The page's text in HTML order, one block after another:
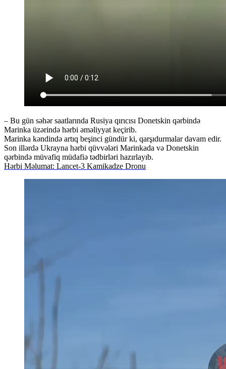
– Bu gün səhər saatlarında Rusiya qırıcısı Donetskin qərbində
Marinka üzərində hərbi əməliyyat keçirib.
Marinka kəndində artıq beşinci gündür ki, qarşıdurmalar davam edir.
Son illərdə Ukrayna hərbi qüvvələri Marinkada və Donetskin
qərbində müvafiq müdafiə tədbirləri hazırlayıb.
Hərbi Məlumat: Lancet-3 Kamikadze Dronu